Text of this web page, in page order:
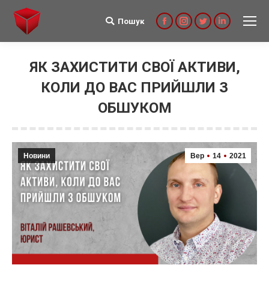
Search:
Пошук
FacebookInstagram
TwitterLinkedin
ЯК ЗАХИСТИТИ СВОЇ АКТИВИ,
КОЛИ ДО ВАС ПРИЙШЛИ З
ОБШУКОМ
Вер 14 2021
Новини